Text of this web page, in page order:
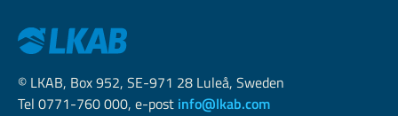
© LKAB, Box 952, SE-971 28 Luleå, Sweden
Tel 0771-760 000, e-post info@lkab.com